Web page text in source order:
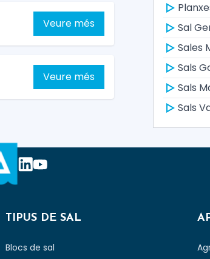
Veure més
Veure més
Sal
Sales
Sals
Sals
Sals
TIPUS DE SAL
Blocs de sal